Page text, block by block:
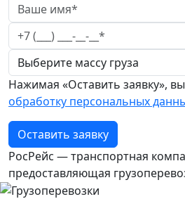
Нажимая «Оставить заявку»,
обработку персональных
Оставить заявку
РосРейс — транспортная
предоставляющая